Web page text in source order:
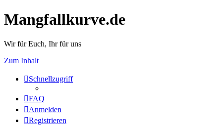
Mangfallkurve.de
Wir für Euch, Ihr für uns
Zum Inhalt
Schnellzugriff
FAQ
Anmelden
Registrieren